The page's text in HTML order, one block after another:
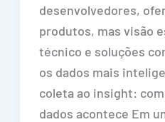
desenvolvedores,
produtos, mas visão
técnico e soluções
os dados mais
coleta ao insight:
dados acontece Em